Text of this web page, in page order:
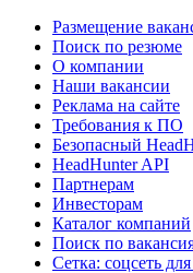
Размещение
Поиск по резюме
О компании
Наши вакансии
Реклама на сайте
Требования к ПО
Безопасный
HeadHunter API
Партнерам
Инвесторам
Каталог компаний
Поиск по
Сетка: соцсеть